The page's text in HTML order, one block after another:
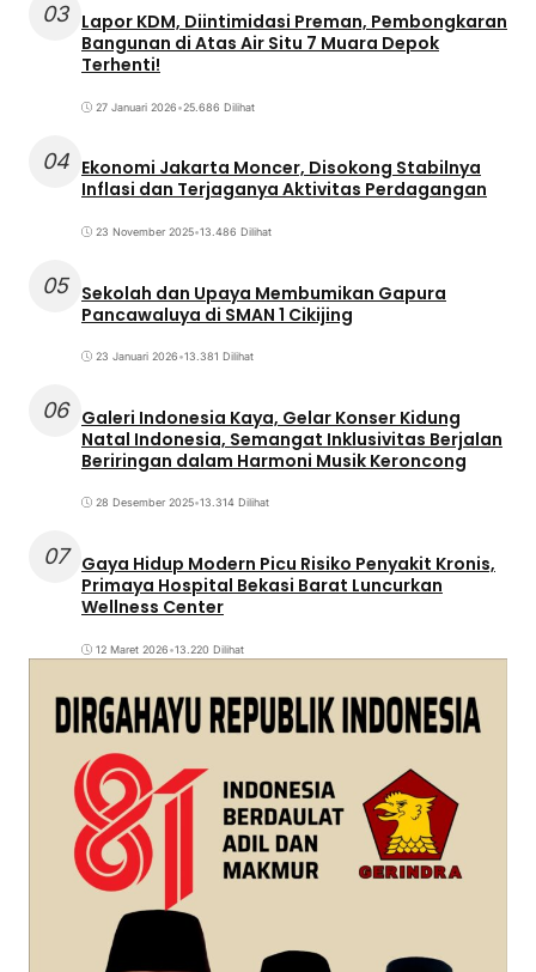
03 Lapor KDM, Diintimidasi Preman, Pembongkaran
Bangunan di Atas Air Situ 7 Muara Depok
Terhenti!
27 Januari 2026•25.686 Dilihat
04 Ekonomi Jakarta Moncer, Disokong Stabilnya
Inflasi dan Terjaganya Aktivitas Perdagangan
23 November 2025•13.486 Dilihat
05 Sekolah dan Upaya Membumikan Gapura
Pancawaluya di SMAN 1 Cikijing
23 Januari 2026•13.381 Dilihat
06 Galeri Indonesia Kaya, Gelar Konser Kidung
Natal Indonesia, Semangat Inklusivitas Berjalan
Beriringan dalam Harmoni Musik Keroncong
28 Desember 2025•13.314 Dilihat
07
Gaya Hidup Modern Picu Risiko Penyakit Kronis,
Primaya Hospital Bekasi Barat Luncurkan
Wellness Center
12 Maret 2026•13.220 Dilihat